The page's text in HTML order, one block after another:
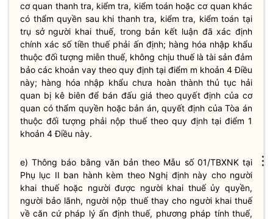
cơ quan thanh tra, kiểm tra, kiểm toán hoặc cơ quan khác
có thẩmquyền sau khi thanh tra, kiểm tra, kiểm toán tại
trụ sở người khai thuế, trong bản kết luận đã xác định
chính xác số tiền thuế phải ấn định; hàng hóa nhập khẩu
thuộc đối tượng miễn thuế, không chịu thuế là tài sản đảm
bảo các khoản vay theo quy định tại điểm m khoản 4 Điều
này; hàng hóa nhập khẩu chưa hoàn thành thủ tục hải
quan bị kê biên để bán đấu giá theo quyết định của cơ
quan có thẩm quyềnhoặc bản án, quyết định của Tòa án
thuộc đối tượng phải nộp thuế theo quy định tại điểm 1
khoản 4 Điều này.
e) Thông báo bằng văn bản theo Mẫu số 01/TBXNK tại
Phụ lục II ban hành kèm theo Nghị định này cho người
khai thuếhoặc người được người khai thuếủyquyền,
người bảo lãnh, người nộp thuếthay cho người khai thuế
về căn cứ pháp lý ấn địnhthuế, phương pháp tínhthuế,
⋮